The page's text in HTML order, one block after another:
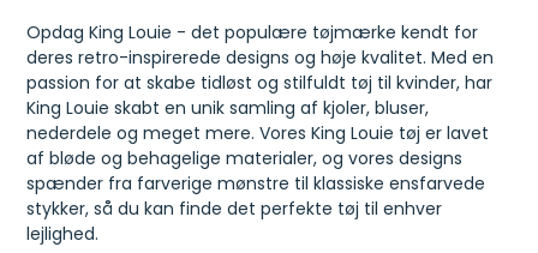
Opdag King Louie - det populære tøjmærke kendt for
deres retro-inspirerede designs og høje kvalitet. Med en
passion for at skabe tidløst og stilfuldt tøj til kvinder, har
King Louie skabt en unik samling af kjoler, bluser,
nederdele og meget mere. Vores King Louie tøj er lavet
af bløde og behagelige materialer, og vores designs
spænder fra farverige mønstre til klassiske ensfarvede
stykker, så du kan finde det perfekte tøj til enhver
lejlighed.